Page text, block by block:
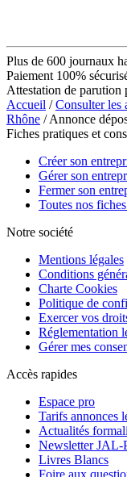
Plus de 600 journaux
Paiement 100%
Attestation de parution
Accueil /Consulter les
Rhône / Annonce
Fiches pratiques et
Créer son
Gérer son
Fermer son
Toutes nos
Notre société
Mentions légales
Conditions
Charte Cookies
Politique de
Exercer vos
Réglementation
Gérer mes
Accès rapides
Espace pro
Tarifs annonces
Actualités
Newsletter JAL-
Livres Blancs
Foire aux